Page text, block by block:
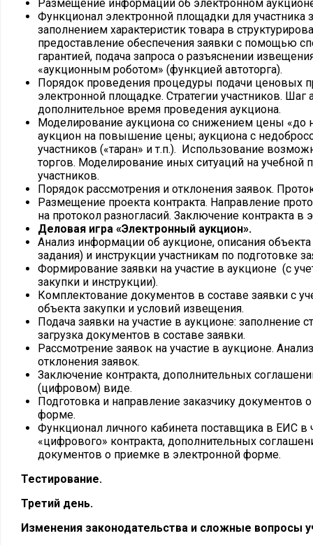
Размещение информации об электронном
Функционал электронной площадки для участника
заполнением характеристик товара в
предоставление обеспечения заявки с помощью
гарантией, подача запроса о разъяснении
«аукционным роботом» (функцией автоторга).
Порядок проведения процедуры подачи ценовых
электронной площадке. Стратегии участников. Шаг
дополнительное время проведения аукциона.
Моделирование аукциона со снижением цены «до
аукцион на повышение цены; аукциона с
участников («таран» и т.п.). Использование
торгов. Моделирование иных ситуаций на
участников.
Порядок рассмотрения и отклонения заявок.
Размещение проекта контракта. Направление
на протокол разногласий. Заключение контракта в
Деловая игра «Электронный аукцион».
Анализ информации об аукционе, описания объекта
задания) и инструкции участникам по подготовке
Формирование заявки на участие в аукционе (с
закупки и инструкции).
Комплектование документов в составе заявки с
объекта закупки и условий извещения.
Подача заявки на участие в аукционе: заполнение
загрузка документов в составе заявки.
Рассмотрение заявок на участие в аукционе.
отклонения заявок.
Заключение контракта, дополнительных
(цифровом) виде.
Подготовка и направление заказчику документов
форме.
Функционал личного кабинета поставщика в ЕИС в
«цифрового» контракта, дополнительных
документов о приемке в электронной форме.
Тестирование.
Третий день.
Изменения законодательства и сложные вопросы